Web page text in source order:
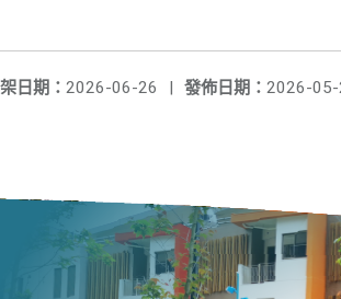
發佈日期： 2026-
日期： 2026-06-26 |